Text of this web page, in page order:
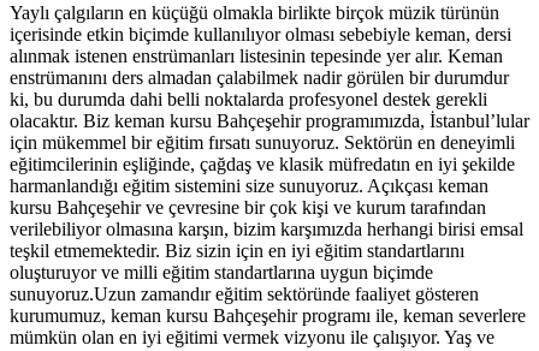
Yaylı çalgıların en küçüğü olmakla birlikte birçok müzik türünün
içerisinde etkin biçimde kullanılıyor olması sebebiyle keman, dersi
alınmak istenen enstrümanları listesinin tepesinde yer alır. Keman
enstrümanını ders almadan çalabilmek nadir görülen bir durumdur
ki, bu durumda dahi belli noktalarda profesyonel destek gerekli
olacaktır. Biz keman kursu Bahçeşehir programımızda, İstanbul’lular
için mükemmel bir eğitim fırsatı sunuyoruz. Sektörün en deneyimli
eğitimcilerinin eşliğinde, çağdaş ve klasik müfredatın en iyi şekilde
harmanlandığı eğitim sistemini size sunuyoruz. Açıkçası keman
kursu Bahçeşehir ve çevresine bir çok kişi ve kurum tarafından
verilebiliyor olmasına karşın, bizim karşımızda herhangi birisi emsal
teşkil etmemektedir. Biz sizin için en iyi eğitim standartlarını
oluşturuyor ve milli eğitim standartlarına uygun biçimde
sunuyoruz.Uzun zamandır eğitim sektöründe faaliyet gösteren
kurumumuz, keman kursu Bahçeşehir programı ile, keman severlere
mümkün olan en iyi eğitimi vermek vizyonu ile çalışıyor. Yaş ve